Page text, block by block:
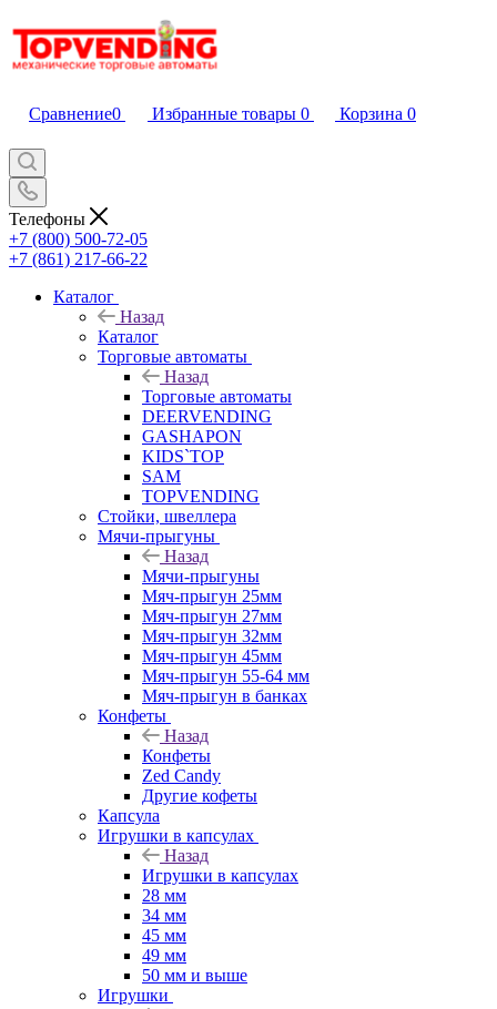
Сравнение0 Избранные товары 0 Корзина 0
Телефоны
+7 (800) 500-72-05
+7 (861) 217-66-22
Каталог
Назад
Каталог
Торговые автоматы
Назад
Торговые автоматы
DEERVENDING
GASHAPON
KIDS`TOP
SAM
TOPVENDING
Стойки, швеллера
Мячи-прыгуны
Назад
Мячи-прыгуны
Мяч-прыгун 25мм
Мяч-прыгун 27мм
Мяч-прыгун 32мм
Мяч-прыгун 45мм
Мяч-прыгун 55-64 мм
Мяч-прыгун в банках
Конфеты
Назад
Конфеты
Zed Candy
Другие кофеты
Капсула
Игрушки в капсулах
Назад
Игрушки в капсулах
28 мм
34 мм
45 мм
49 мм
50 мм и выше
Игрушки